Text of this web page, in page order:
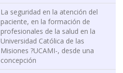
La seguridad en la atención del
paciente, en la formación de
profesionales de la salud en la
Universidad Católica de las
Misiones ?UCAMI-, desde una
concepción